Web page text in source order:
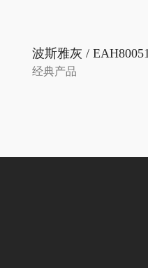
波斯雅灰 /
经典产品